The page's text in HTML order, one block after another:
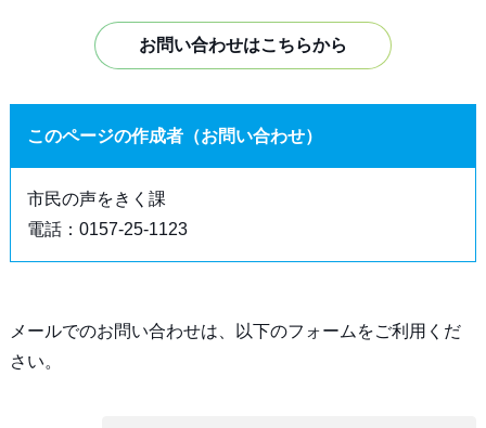
お問い合わせはこちらから
このページの作成者（お問い合わせ）
市民の声をきく課
電話：0157-25-1123
メールでのお問い合わせは、以下のフォームをご利用くだ
さい。